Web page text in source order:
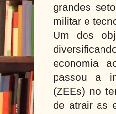
grandes
militar e
Um dos
economia
passou a
(ZEEs) no
de atrair as